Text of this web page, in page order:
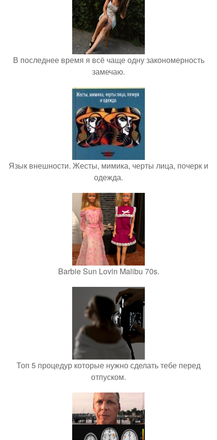
В последнее время я всё чаще одну закономерность
замечаю.
Язык внешности. Жесты, мимика, черты лица, почерк и
одежда.
Barbie Sun Lovin Malibu 70s.
Топ 5 процедур которые нужно сделать тебе перед
отпуском.